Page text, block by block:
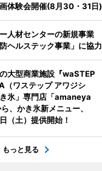
体験会開催(8月30・31日)
人材センターの新規事業
ヘルステック事業」に協力
大型商業施設『waSTEP
ワステップ アワジシ
氷」専門店「amaneya
、かき氷新メニュー、
（土）提供開始！
もっと見る